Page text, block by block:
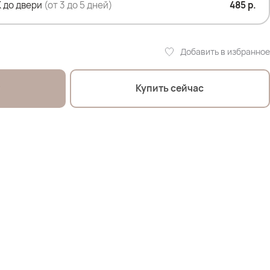
двери (от 3 до 5 дней) 485 р.
Добавить в избранное
Купить сейчас